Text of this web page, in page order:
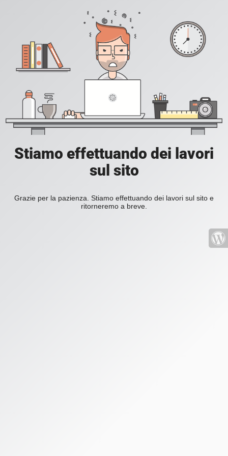
Stiamo effettuando dei lavori
sul sito
Grazie per la pazienza. Stiamo effettuando dei lavori sul sito e
ritorneremo a breve.